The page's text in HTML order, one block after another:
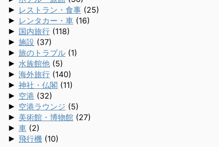
► レストラン・食事 (25)
► レンタカー・車 (16)
► 国内旅行 (118)
► 施設 (37)
► 旅のトラブル (1)
► 水族館他 (5)
► 海外旅行 (140)
► 神社・仏閣 (11)
► 空港 (32)
► 空港ラウンジ (5)
► 美術館・博物館 (27)
► 車 (2)
► 飛行機 (10)